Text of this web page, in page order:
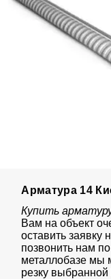
Арматура 14
Купить
Вам на объект
оставить заявку
позвонить нам
металлобазе мы
резку